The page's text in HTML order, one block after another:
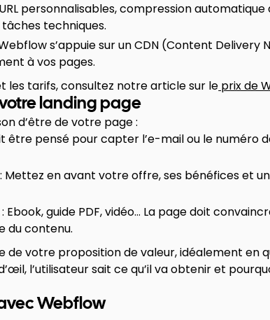
personnalisables, compression automatique
techniques.
s’appuie sur un CDN (Content Delivery
à vos pages.
les tarifs, consultez notre article sur le prix de
votre landing page
d’être de votre page :
être pensé pour capter l’e-mail ou le numéro
: Mettez en avant votre offre, ses bénéfices et
: Ebook, guide PDF, vidéo… La page doit
du contenu.
de votre proposition de valeur, idéalement en
l’utilisateur sait ce qu’il va obtenir et
Webflow